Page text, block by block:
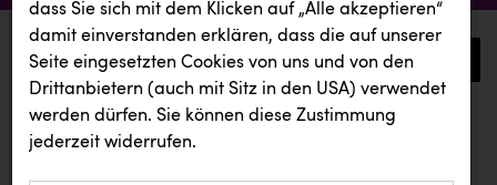
0
aktuelle aussendungen
aktuelle aussendungen
dass Sie sich mit dem Klicken auf „Alle akzeptieren“
damit ein­ver­standen erklären, dass die auf unserer
Seite eingesetzten Cookies von uns und von den
Drittanbietern (auch mit Sitz in den USA) verwendet
werden dürfen. Sie können diese Zustimmung
jederzeit widerrufen.